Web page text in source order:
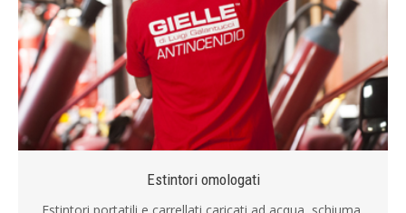
Estintori omologati